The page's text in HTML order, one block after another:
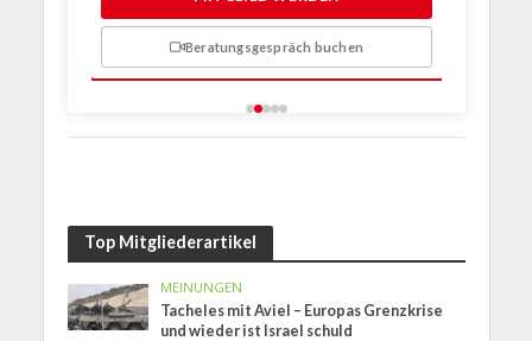
Beratungsgespräch buchen
Top Mitgliederartikel
MEINUNGEN
Tacheles mit Aviel – Europas Grenzkrise
und wieder ist Israel schuld